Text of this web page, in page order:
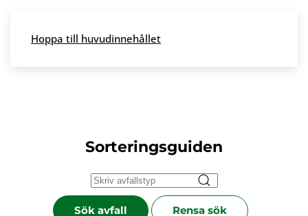
Skip to main content
Hoppa till huvudinnehållet
Sorteringsguiden
Sök avfall Rensa sök